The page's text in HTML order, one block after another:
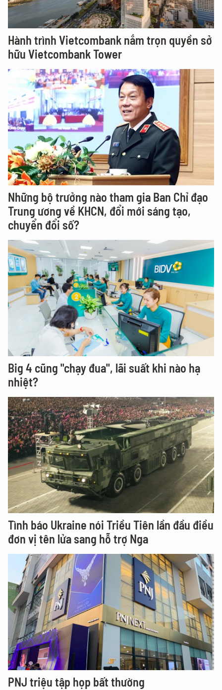
Hành trình Vietcombank nắm trọn quyền sở
hữu Vietcombank Tower
Những bộ trưởng nào tham gia Ban Chỉ đạo
Trung ương về KHCN, đổi mới sáng tạo,
chuyển đổi số?
Big 4 cũng "chạy đua", lãi suất khi nào hạ
nhiệt?
Tình báo Ukraine nói Triều Tiên lần đầu điều
đơn vị tên lửa sang hỗ trợ Nga
PNJ triệu tập họp bất thường